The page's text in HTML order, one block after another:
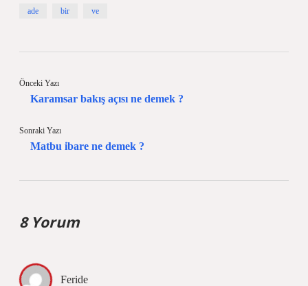
ade bir ve
Önceki Yazı
Karamsar bakış açısı ne demek ?
Sonraki Yazı
Matbu ibare ne demek ?
8 Yorum
Feride